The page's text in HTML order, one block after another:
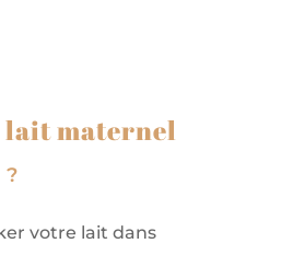
lait maternel
votre lait dans